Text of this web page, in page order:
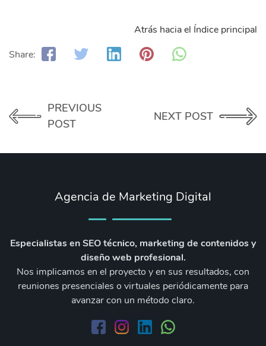
Atrás hacia el Índice principal
Share:
PREVIOUS
POST
NEXT POST
Agencia de Marketing Digital
Especialistas en SEO técnico, marketing de contenidos y
diseño web profesional.
Nos implicamos en el proyecto y en sus resultados, con
reuniones presenciales o virtuales periódicamente para
avanzar con un método claro.